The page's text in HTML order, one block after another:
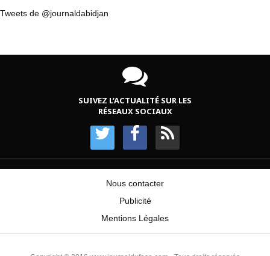
Tweets de @journaldabidjan
SUIVEZ L’ACTUALITÉ SUR LES
RÉSEAUX SOCIAUX
Nous contacter
Publicité
Mentions Légales